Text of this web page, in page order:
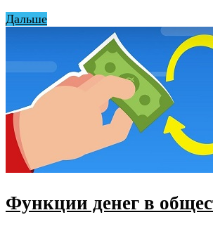
Дальше
Функции денег в